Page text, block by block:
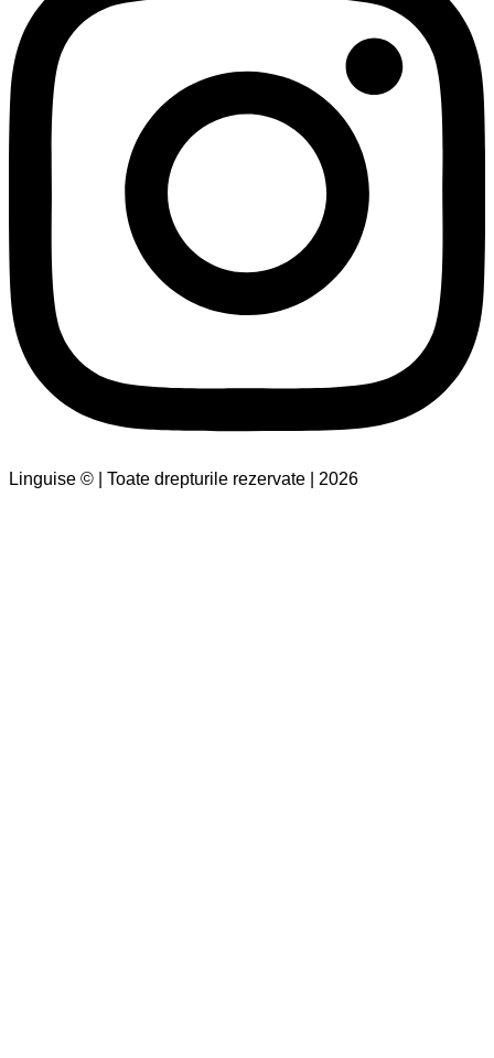
Linguise © | Toate drepturile rezervate | 2026